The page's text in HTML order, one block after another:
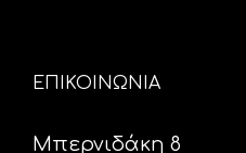
ΕΠΙΚΟΙΝΩΝΙΑ
Μπερνιδάκη 8